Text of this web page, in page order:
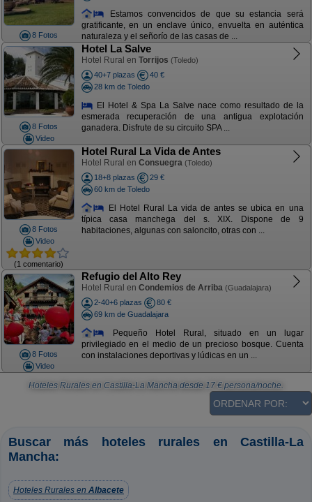
8 Fotos
Estamos convencidos de que su estancia será
gratificante, en un enclave único, envuelta en auténtica
naturaleza y el señorío de las casas de ...
8 Fotos
Video
Hotel La Salve
Hotel Rural en Torrijos (Toledo)
40+7 plazas
40 €
28 km de Toledo
El Hotel & Spa La Salve nace como resultado de la
esmerada recuperación de una antigua explotación
ganadera. Disfrute de su circuito SPA ...
8 Fotos
Video
(1 comentario)
Hotel Rural La Vida de Antes
Hotel Rural en Consuegra (Toledo)
18+8 plazas
29 €
60 km de Toledo
El Hotel Rural La vida de antes se ubica en una
típica casa manchega del s. XIX. Dispone de 9
habitaciones, algunas con saloncito, otras con ...
8 Fotos
Video
Refugio del Alto Rey
Hotel Rural en Condemios de Arriba (Guadalajara)
2-40+6 plazas
80 €
69 km de Guadalajara
Pequeño Hotel Rural, situado en un lugar
privilegiado en el medio de un precioso bosque. Cuenta
con instalaciones deportivas y lúdicas en un ...
Hoteles Rurales en Castilla-La Mancha desde 17 € persona/noche.
Buscar más hoteles rurales en Castilla-La
Mancha:
Hoteles Rurales en Albacete